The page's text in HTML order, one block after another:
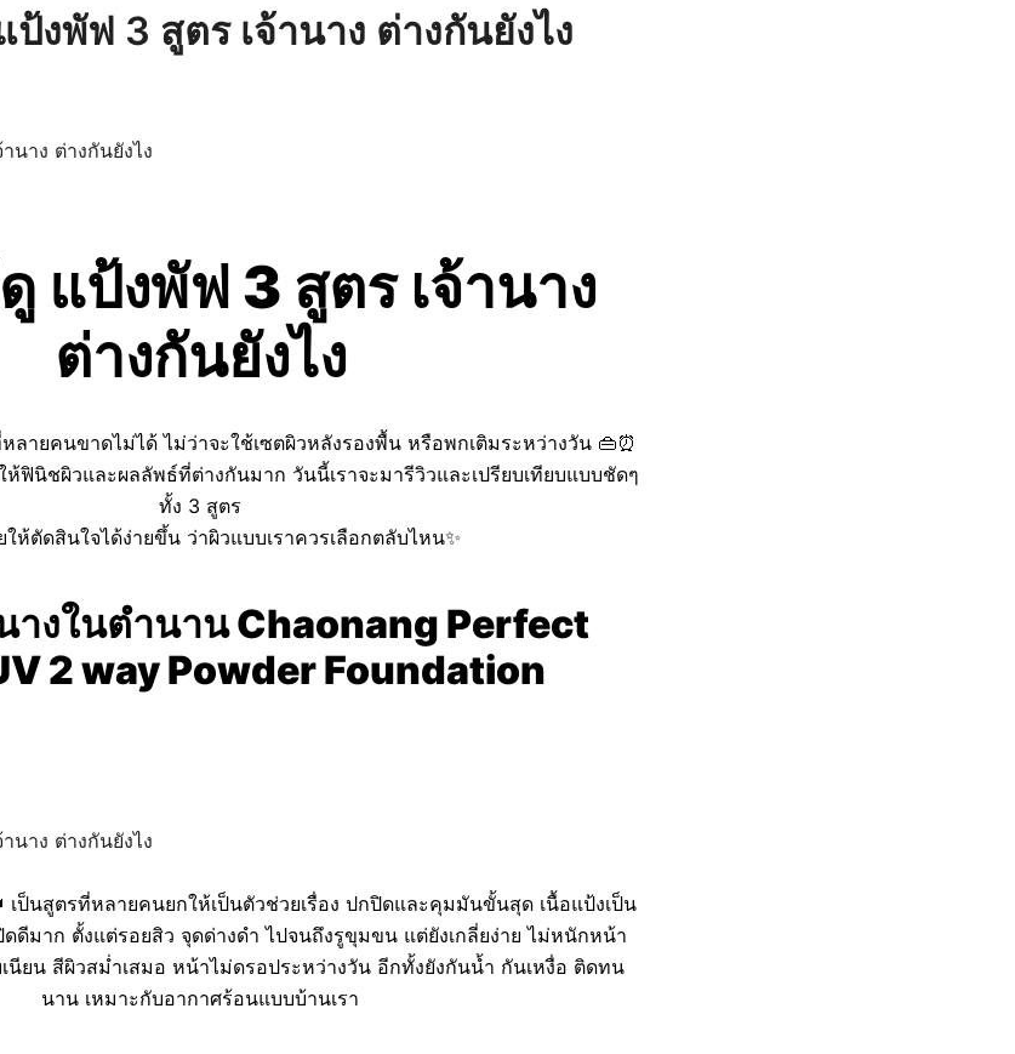
ป้งพัฟ 3 สูตร เจ้านาง ต่างกันยังไง
แป้งพัฟ 3 สูตร เจ้านาง
ต่างกันยังไง
ายคนขาดไม่ได้ ไม่ว่าจะใช้เซตผิวหลังรองพื้น หรือพกเติมระหว่างวัน 👜⏰
ฟินิชผิวและผลลัพธ์ที่ต่างกันมาก วันนี้เราจะมารีวิวและเปรียบเทียบแบบชัดๆ
ทั้ง 3 สูตร
ให้ตัดสินใจได้ง่ายขึ้น ว่าผิวแบบเราควรเลือกตลับไหน✨
างในตำนานChaonang Perfect
2 way Powder Foundation
เป็นสูตรที่หลายคนยกให้เป็นตัวช่วยเรื่อง ปกปิดและคุมมันขั้นสุด เนื้อแป้งเป็น
ดีมาก ตั้งแต่รอยสิว จุดด่างดำ ไปจนถึงรูขุมขน แต่ยังเกลี่ยง่าย ไม่หนักหน้า
เนียน สีผิวสม่ำเสมอ หน้าไม่ดรอประหว่างวัน อีกทั้งยังกันน้ำ กันเหงื่อ ติดทน
นาน เหมาะกับอากาศร้อนแบบบ้านเรา